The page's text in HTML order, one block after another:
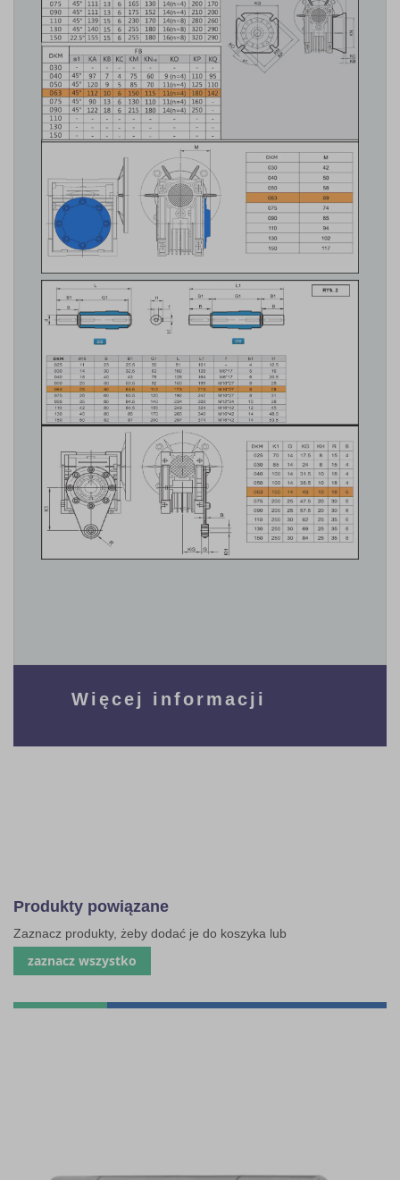
Więcej informacji
Produkty powiązane
Zaznacz produkty, żeby dodać je do koszyka lub
zaznacz wszystko